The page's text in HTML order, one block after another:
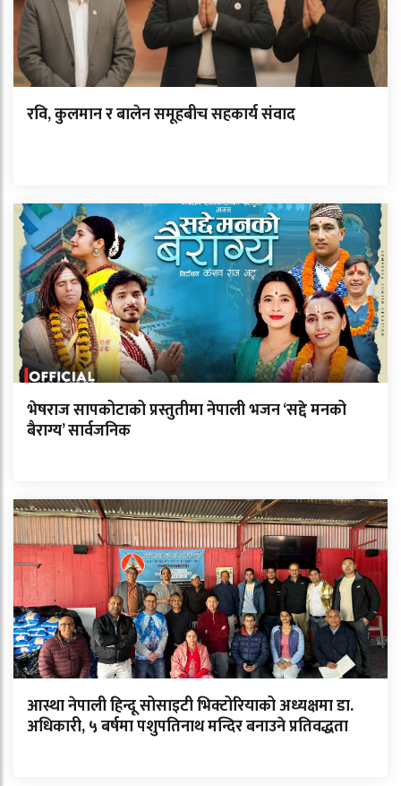
रवि, कुलमान र बालेन समूहबीच सहकार्य संवाद
भेषराज सापकोटाको प्रस्तुतीमा नेपाली भजन ‘सद्दे मनको
बैराग्य’ सार्वजनिक
आस्था नेपाली हिन्दू सोसाइटी भिक्टोरियाको अध्यक्षमा डा.
अधिकारी, ५ बर्षमा पशुपतिनाथ मन्दिर बनाउने प्रतिवद्धता